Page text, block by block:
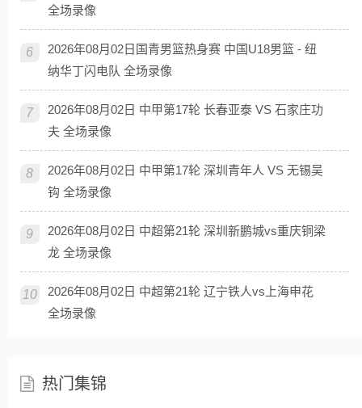
全场录像
6
2026年08月02日国青男篮热身赛 中国U18男篮 - 纽
纳华丁闪电队 全场录像
7
2026年08月02日 中甲第17轮 长春亚泰 VS 石家庄功
夫 全场录像
8
2026年08月02日 中甲第17轮 深圳青年人 VS 无锡吴
钩 全场录像
9
2026年08月02日 中超第21轮 深圳新鹏城vs重庆铜梁
龙 全场录像
10
2026年08月02日 中超第21轮 辽宁铁人vs上海申花
全场录像
热门集锦